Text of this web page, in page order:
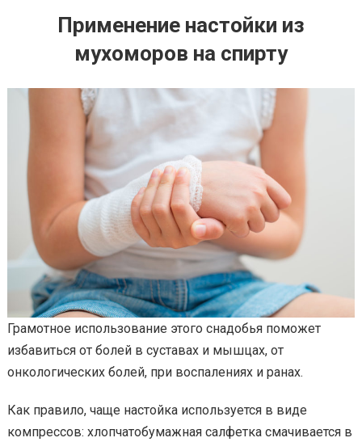
Применение настойки из
мухоморов на спирту
Грамотное использование этого снадобья поможет
избавиться от болей в суставах и мышцах, от
онкологических болей, при воспалениях и ранах.
Как правило, чаще настойка используется в виде
компрессов: хлопчатобумажная салфетка смачивается в